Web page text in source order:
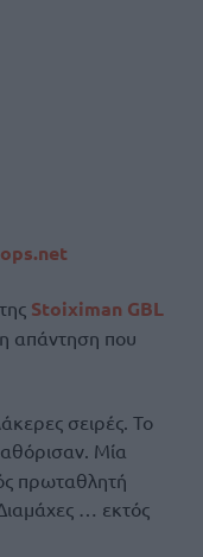
Stoiximan GBL
απάντηση που
σειρές. Το
Μία
πρωταθλητή
… εκτός